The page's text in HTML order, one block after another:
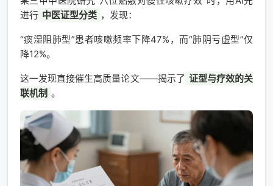
进行 中医证型分类 ，发现：
“痰湿阻肺型”患者咳嗽频率下降47%，而“肺阴亏虚型”仅
降12%。
这一发现直接催生高质量论文——揭示了 证型与疗效的关
联机制 。